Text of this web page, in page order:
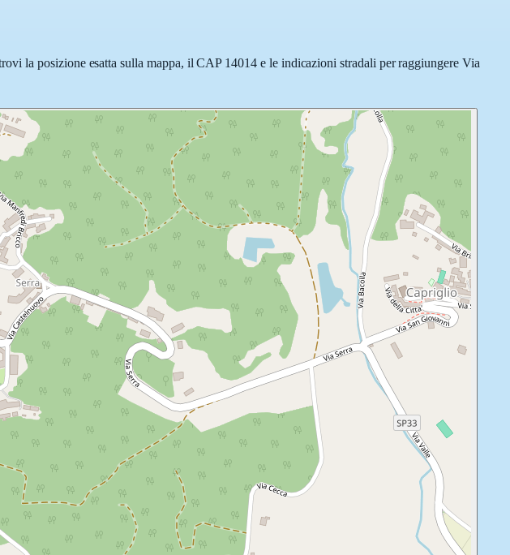
la posizione esatta sulla mappa, il CAP 14014 e le indicazioni stradali per raggiungere Via